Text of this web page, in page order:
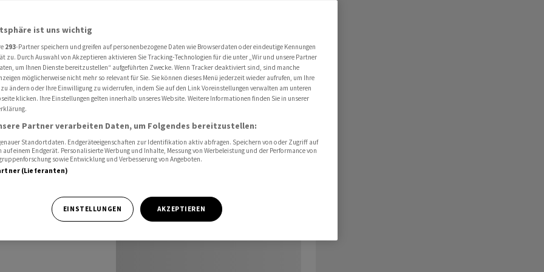
der 13. AHV-Rente
zur
AHV-
ausbezahlte
Fragen
ist uns wichtig
293-Partner speichern und greifen auf personenbezogene Daten wie Browserdaten oder eindeutige Kennungen
zu. Durch Auswahl von Akzeptieren aktivieren Sie Tracking-Technologien für die unter „Wir und unsere Partner
um Ihnen Dienste bereitzustellen“ aufgeführten Zwecke. Wenn Tracker deaktiviert sind, sind manche
möglicherweise nicht mehr so relevant für Sie. Sie können dieses Menü jederzeit wieder aufrufen, um Ihre
ändern oder Ihre Einwilligung zu widerrufen, indem Sie auf den Link Voreinstellungen verwalten am unteren
klicken. Ihre Einstellungen gelten innerhalb unseres Website. Weitere Informationen finden Sie in unserer
Partner verarbeiten Daten, um Folgendes bereitzustellen:
Standortdaten. Endgeräteeigenschaften zur Identifikation aktiv abfragen. Speichern von oder Zugriff auf
einem Endgerät. Personalisierte Werbung und Inhalte, Messung von Werbeleistung und der Performance von
sowie Entwicklung und Verbesserung von Angeboten.
(Lieferanten)
EINSTELLUNGEN AKZEPTIEREN